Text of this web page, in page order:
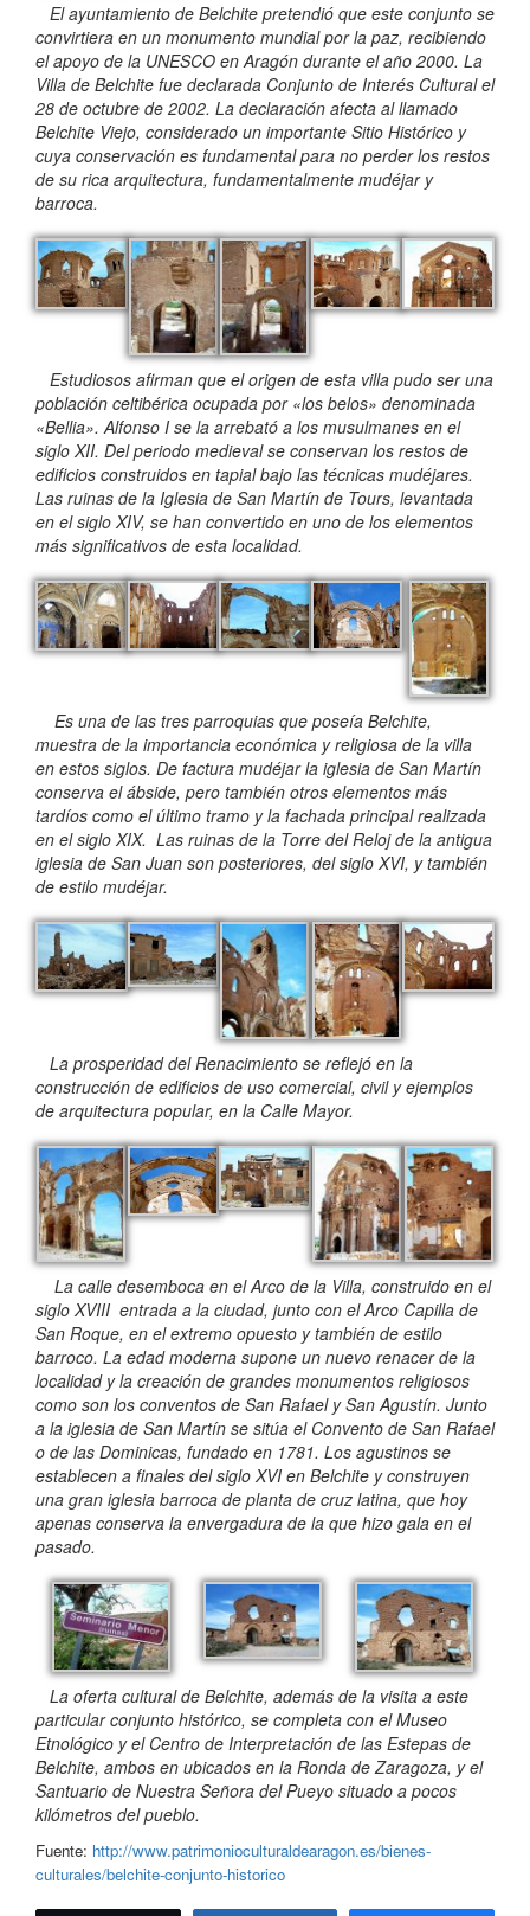
El ayuntamiento de Belchite pretendió que este conjunto se
convirtiera en un monumento mundial por la paz, recibiendo
el apoyo de la UNESCO en Aragón durante el año 2000. La
Villa de Belchite fue declarada Conjunto de Interés Cultural el
28 de octubre de 2002. La declaración afecta al llamado
Belchite Viejo, considerado un importante Sitio Histórico y
cuya conservación es fundamental para no perder los restos
de su rica arquitectura, fundamentalmente mudéjar y
barroca.
Estudiosos afirman que el origen de esta villa pudo ser una
población celtibérica ocupada por «los belos» denominada
«Bellia». Alfonso I se la arrebató a los musulmanes en el
siglo XII. Del periodo medieval se conservan los restos de
edificios construidos en tapial bajo las técnicas mudéjares.
Las ruinas de la Iglesia de San Martín de Tours, levantada
en el siglo XIV, se han convertido en uno de los elementos
más significativos de esta localidad.
Es una de las tres parroquias que poseía Belchite,
muestra de la importancia económica y religiosa de la villa
en estos siglos. De factura mudéjar la iglesia de San Martín
conserva el ábside, pero también otros elementos más
tardíos como el último tramo y la fachada principal realizada
en el siglo XIX. Las ruinas de la Torre del Reloj de la antigua
iglesia de San Juan son posteriores, del siglo XVI, y también
de estilo mudéjar.
La prosperidad del Renacimiento se reflejó en la
construcción de edificios de uso comercial, civil y ejemplos
de arquitectura popular, en la Calle Mayor.
La calle desemboca en el Arco de la Villa, construido en el
siglo XVIII entrada a la ciudad, junto con el Arco Capilla de
San Roque, en el extremo opuesto y también de estilo
barroco. La edad moderna supone un nuevo renacer de la
localidad y la creación de grandes monumentos religiosos
como son los conventos de San Rafael y San Agustín. Junto
a la iglesia de San Martín se sitúa el Convento de San Rafael
o de las Dominicas, fundado en 1781. Los agustinos se
establecen a finales del siglo XVI en Belchite y construyen
una gran iglesia barroca de planta de cruz latina, que hoy
apenas conserva la envergadura de la que hizo gala en el
pasado.
La oferta cultural de Belchite, además de la visita a este
particular conjunto histórico, se completa con el Museo
Etnológico y el Centro de Interpretación de las Estepas de
Belchite, ambos en ubicados en la Ronda de Zaragoza, y el
Santuario de Nuestra Señora del Pueyo situado a pocos
kilómetros del pueblo.
Fuente: http://www.patrimonioculturaldearagon.es/bienes-
culturales/belchite-conjunto-historico